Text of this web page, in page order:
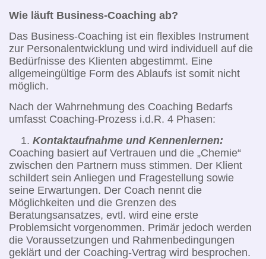
Wie läuft Business-Coaching ab?
Das Business-Coaching ist ein flexibles Instrument
zur Personalentwicklung und wird individuell auf die
Bedürfnisse des Klienten abgestimmt. Eine
allgemeingültige Form des Ablaufs ist somit nicht
möglich.
Nach der Wahrnehmung des Coaching Bedarfs
umfasst Coaching-Prozess i.d.R. 4 Phasen:
Kontaktaufnahme und Kennenlernen:
Coaching basiert auf Vertrauen und die „Chemie“
zwischen den Partnern muss stimmen. Der Klient
schildert sein Anliegen und Fragestellung sowie
seine Erwartungen. Der Coach nennt die
Möglichkeiten und die Grenzen des
Beratungsansatzes, evtl. wird eine erste
Problemsicht vorgenommen. Primär jedoch werden
die Voraussetzungen und Rahmenbedingungen
geklärt und der Coaching-Vertrag wird besprochen.